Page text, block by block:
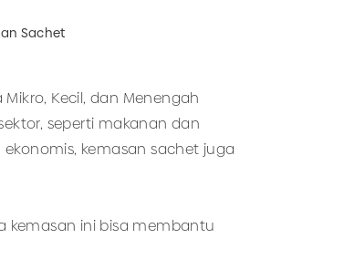
Sachet
Kecil, dan Menengah
seperti makanan dan
kemasan sachet juga
kemasan ini bisa membantu